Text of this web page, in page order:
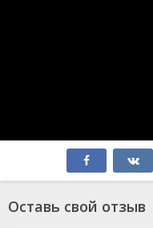
Оставь свой отзыв